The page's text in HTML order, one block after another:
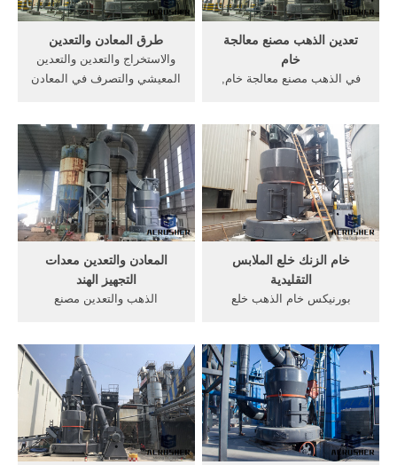
طرق المعادن والتعدين
والاستخراج والتعدين والتعدين
المعيشي والتصرف في المعادن
شريطة ألا تضر تلك
الاستخدامات بحقوق.
تعدين الذهب مصنع معالجة
خام
في الذهب مصنع معالجة خام,
الذهب - YouTube [الدردشة
على الانترنت] ... الذهب
والتعدين خام النحاس والحجر .
المعادن والتعدين معدات
التجهيز الهند
الذهب والتعدين مصنع
المعادنالذهب معدات التجهيز
معالجة المعادن . أفضل محطم
للتعدين تحت الأرض
الفحمكسارة .
خام الزنك خلع الملابس
التقليدية
بورنيكس خام الذهب خلع
الكرة التعدين & مطحنة الكرة
السيراميك الشركة فاصل
المغناطيسي الدائم لخام الحديد
الذهب خام خلع الملابس مصنع
ctb سلسلة ...